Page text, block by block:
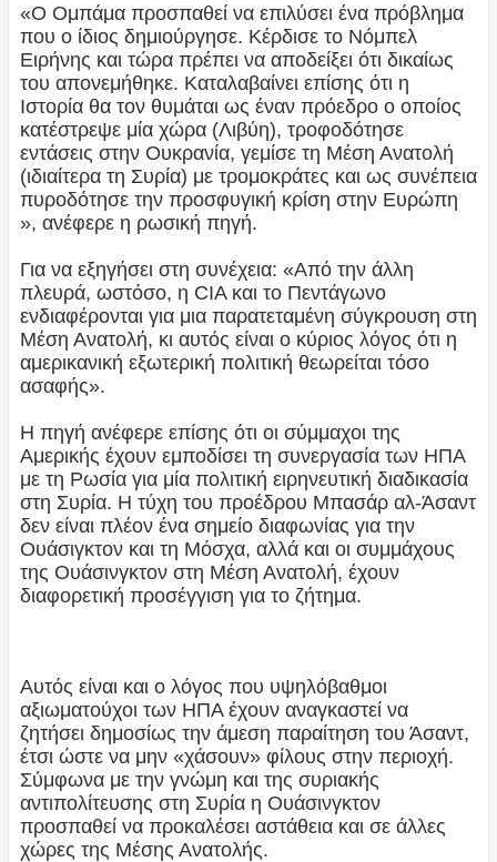
«Ο Ομπάμα προσπαθεί να επιλύσει ένα πρόβλημα
που ο ίδιος δημιούργησε. Κέρδισε το Νόμπελ
Ειρήνης και τώρα πρέπει να αποδείξει ότι δικαίως
του απονεμήθηκε. Καταλαβαίνει επίσης ότι η
Ιστορία θα τον θυμάται ως έναν πρόεδρο ο οποίος
κατέστρεψε μία χώρα (Λιβύη), τροφοδότησε
εντάσεις στην Ουκρανία, γεμίσε τη Μέση Ανατολή
(ιδιαίτερα τη Συρία) με τρομοκράτες και ως συνέπεια
πυροδότησε την προσφυγική κρίση στην Ευρώπη
», ανέφερε η ρωσική πηγή.
Για να εξηγήσει στη συνέχεια: «Από την άλλη
πλευρά, ωστόσο, η CIA και το Πεντάγωνο
ενδιαφέρονται για μια παρατεταμένη σύγκρουση στη
Μέση Ανατολή, κι αυτός είναι ο κύριος λόγος ότι η
αμερικανική εξωτερική πολιτική θεωρείται τόσο
ασαφής».
Η πηγή ανέφερε επίσης ότι οι σύμμαχοι της
Αμερικής έχουν εμποδίσει τη συνεργασία των ΗΠΑ
με τη Ρωσία για μία πολιτική ειρηνευτική διαδικασία
στη Συρία. Η τύχη του προέδρου Μπασάρ αλ-Άσαντ
δεν είναι πλέον ένα σημείο διαφωνίας για την
Ουάσιγκτον και τη Μόσχα, αλλά και οι συμμάχους
της Ουάσινγκτον στη Μέση Ανατολή, έχουν
διαφορετική προσέγγιση για το ζήτημα.
Αυτός είναι και ο λόγος που υψηλόβαθμοι
αξιωματούχοι των ΗΠΑ έχουν αναγκαστεί να
ζητήσει δημοσίως την άμεση παραίτηση του Άσαντ,
έτσι ώστε να μην «χάσουν» φίλους στην περιοχή.
Σύμφωνα με την γνώμη και της συριακής
αντιπολίτευσης στη Συρία η Ουάσινγκτον
προσπαθεί να προκαλέσει αστάθεια και σε άλλες
χώρες της Μέσης Ανατολής.